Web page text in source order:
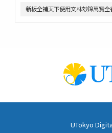
裝束拾要抄 2巻
犬追物圖説
新譯大西洋撿夫爾日本志圗解
太平記 40巻 (存12巻)
栄花物語 40巻目録系圖1巻
新板全補天下便用文林玅錦萬寳
UTokyo